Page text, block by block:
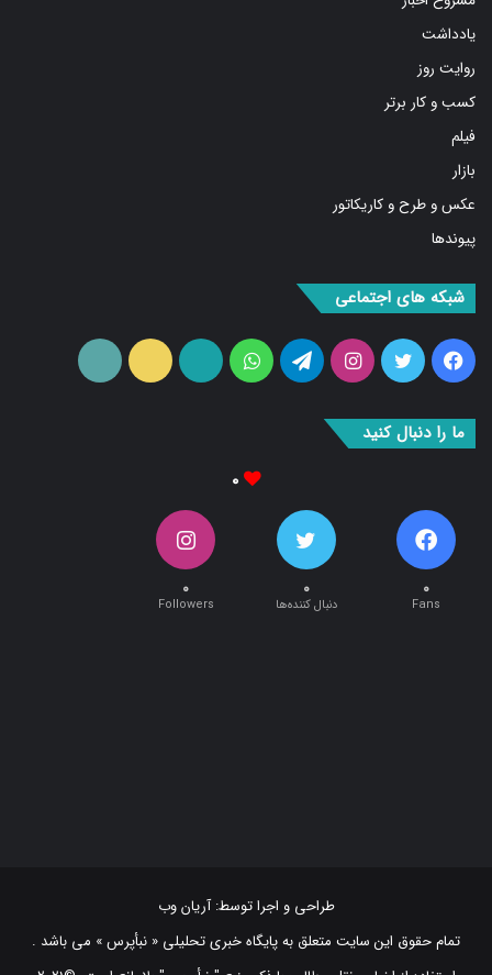
یادداشت
روایت روز
کسب و کار برتر
فیلم
بازار
عکس و طرح و کاریکاتور
پیوندها
شبکه های اجتماعی
فیس
توییتر اینستاگرامتلگرام واتس
آپارات ایتا
ما را دنبال کنید
۰
۰
Fans
۰
دنبال کننده‌ها
۰
Followers
طراحی و اجرا توسط:آریان وب
تمام حقوق این سایت متعلق به پایگاه خبری تحلیلی « نبأپرس » می باشد .